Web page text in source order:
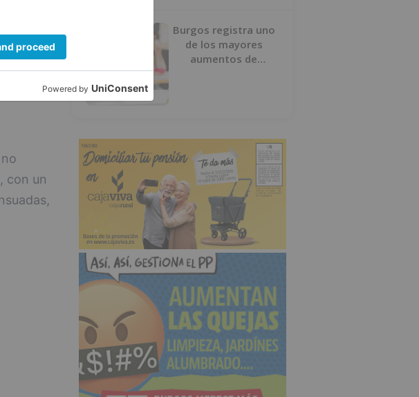
con un
Burgos registra uno
de los mayores
aumentos de